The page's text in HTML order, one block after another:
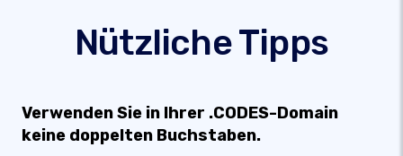
Nützliche Tipps
Verwenden Sie in Ihrer .CODES-Domain
keine doppelten Buchstaben.